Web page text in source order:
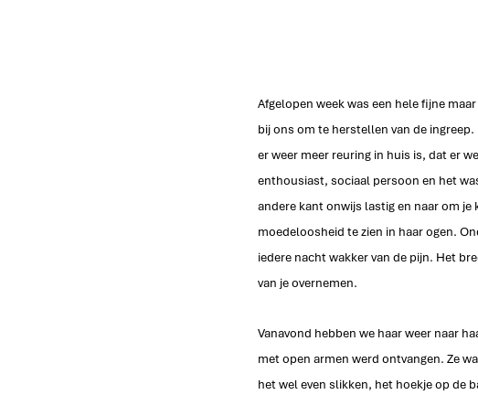
Afgelopen week was een hele fijne
bij ons om te herstellen van de
er weer meer reuring in huis is, dat er
enthousiast, sociaal persoon en het
andere kant onwijs lastig en naar om je
moedeloosheid te zien in haar ogen.
iedere nacht wakker van de pijn. Het
van je overnemen.
Vanavond hebben we haar weer naar
met open armen werd ontvangen. Ze
het wel even slikken, het hoekje op de